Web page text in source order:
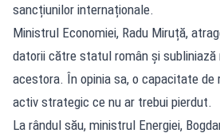
sancțiunilor internaționale.
Ministrul Economiei, Radu Miruță,
datorii către statul român și
acestora. În opinia sa, o capacitate de
activ strategic ce nu ar trebui pierdut.
La rândul său, ministrul Energiei,